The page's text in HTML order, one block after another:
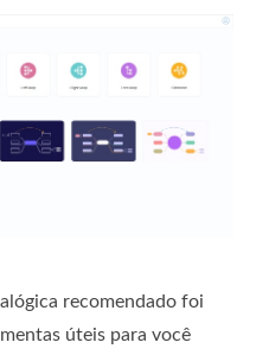
recomendado foi
úteis para você